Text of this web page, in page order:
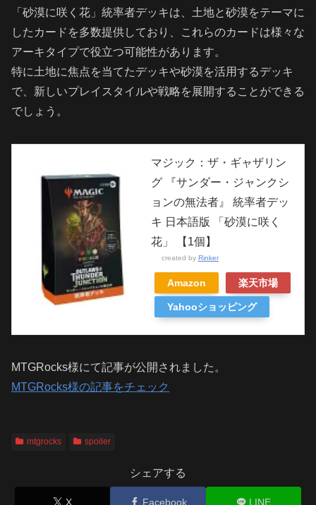
「砂漠に咲く花」統率者デッキは、土地と砂漠をテーマに
したカードを多数提供しており、これらのカードは様々な
アーキタイプで役立つ可能性があります。
特に土地に焦点を当てたデッキや砂漠を活用するデッキ
で、新しいプレイスタイルや戦略を展開することができる
でしょう。
マジック：ザ・ギャザリン
グ 『サンダー・ジャンクシ
ョンの無法者』 統率者デッ
キ 日本語版 「砂漠に咲く
花」 【1個】
created by Rinker
Amazon 楽天市場
Yahooショッピング
MTGRocks様にて記事が公開されました。
MTGRocks様の記事をチェック
mtgrocks spoiler
シェアする
X Facebook LINE